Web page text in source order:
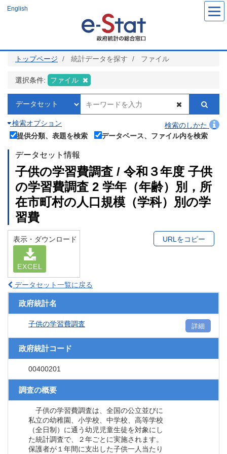
ツ
English
トップページ 統計データを探す ファイル
選択条件: ファイル
検索オプション
検索のしかた
提供分類、表題を検索
データベース、ファイル内を検索
データセット情報
子供の学習費調査 / 令和３年度 子供
の学習費調査 2 学年（年齢）別，所
在市町村の人口規模（学科）別の学
習費
表示・ダウンロード
EXCEL
URLをコピー
データセット一覧に戻る
政府統計名
子供の学習費調査 詳細
政府統計コード
00400201
調査の概要
子供の学習費調査は、全国の公立並びに
私立の幼稚園、小学校、中学校、高等学校
（全日制）に通う幼児児童生徒を対象にし
た統計調査で、２年ごとに実施されます。
保護者が１年間に支出した子供一人当たり